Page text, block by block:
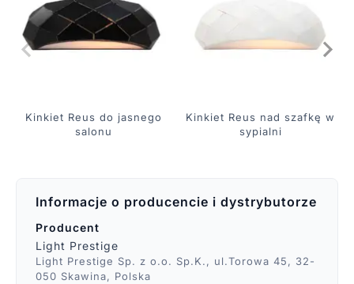
Kinkiet Reus do jasnego
salonu
Kinkiet Reus nad szafkę w
sypialni
Informacje o producencie i dystrybutorze
Producent
Light Prestige
Light Prestige Sp. z o.o. Sp.K., ul.Torowa 45, 32-
050 Skawina, Polska